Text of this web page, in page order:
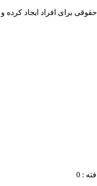
برای افراد ایجاد کرده
: 0